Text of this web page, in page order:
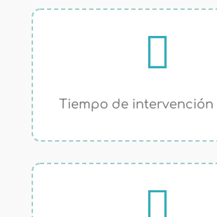

Tiempo de intervención